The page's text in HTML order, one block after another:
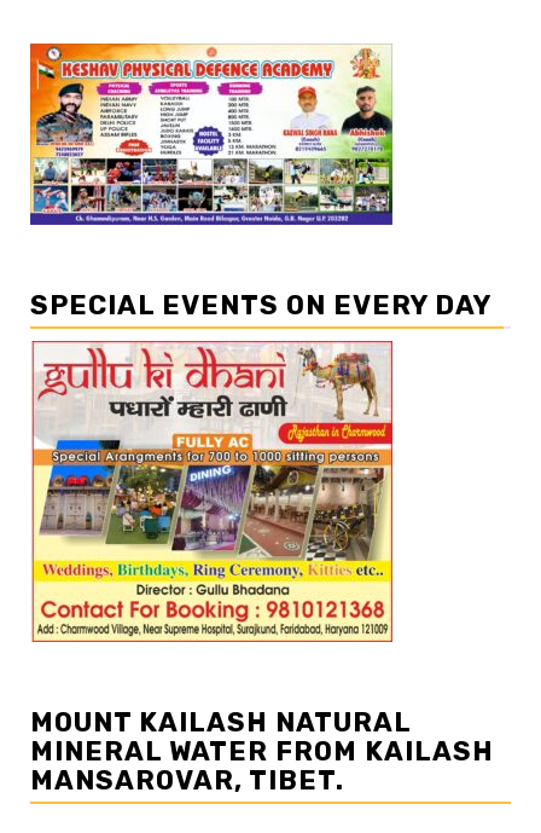
SPECIAL EVENTS ON EVERY DAY
MOUNT KAILASH NATURAL
MINERAL WATER FROM KAILASH
MANSAROVAR, TIBET.